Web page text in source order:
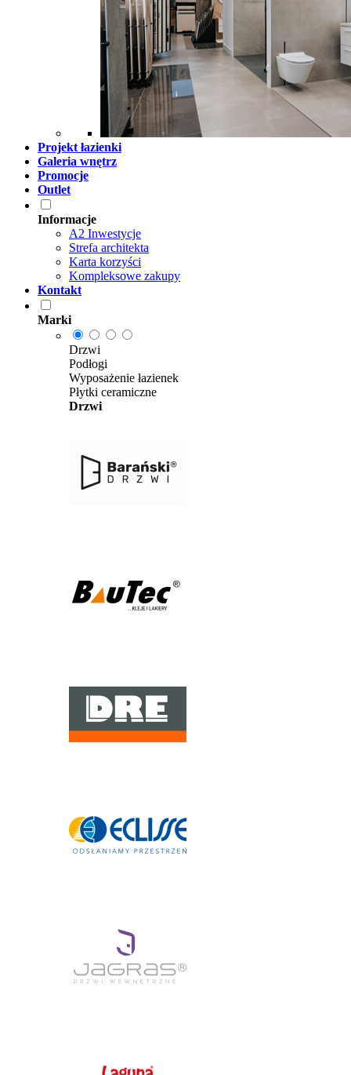
Projekt łazienki
Galeria wnętrz
Promocje
Outlet
Informacje
A2 Inwestycje
Strefa architekta
Karta korzyści
Kompleksowe zakupy
Kontakt
Marki
Drzwi
Podłogi
Wyposażenie łazienek
Płytki ceramiczne
Drzwi